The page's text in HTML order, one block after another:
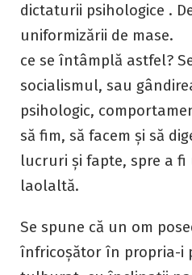
dictaturii psihologice .
uniformizării de mase.
ce se întâmplă astfel?
socialismul, sau
psihologic,
să fim, să facem și să
lucruri și fapte, spre a fi
laolaltă.
Se spune că un om
înfricoșător în propria-i